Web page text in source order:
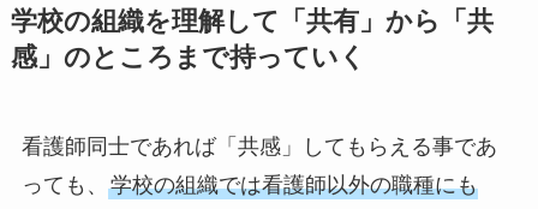
学校の組織を理解して「共有」から「共
感」のところまで持っていく
看護師同士であれば「共感」してもらえる事であ
っても、 学校の組織では看護師以外の職種にも